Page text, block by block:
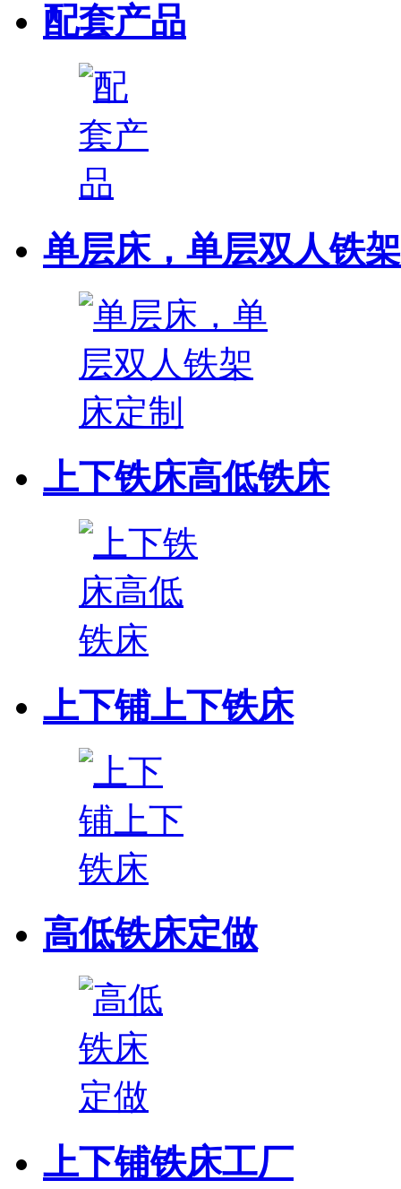
配套产品
单层床，单层双人铁
上下铁床高低铁床
上下铺上下铁床
高低铁床定做
上下铺铁床工厂